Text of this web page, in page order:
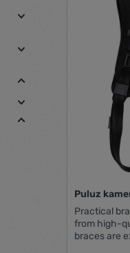
Puluz
Practical
from high-
braces are